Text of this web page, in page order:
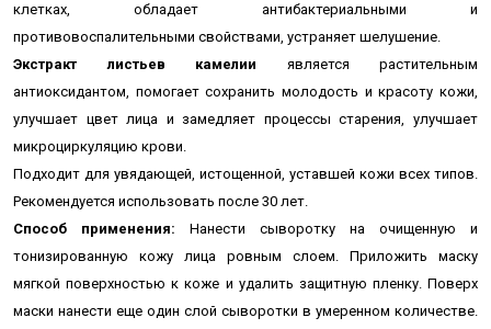
клетках, обладает антибактериальными и
противовоспалительными свойствами, устраняет шелушение.
Экстракт листьев камелии является растительным
антиоксидантом, помогает сохранить молодость и красоту кожи,
улучшает цвет лица и замедляет процессы старения, улучшает
микроциркуляцию крови.
Подходит для увядающей, истощенной, уставшей кожи всех типов.
Рекомендуется использовать после 30 лет.
Способ применения: Нанести сыворотку на очищенную и
тонизированную кожу лица ровным слоем. Приложить маску
мягкой поверхностью к коже и удалить защитную пленку. Поверх
маски нанести еще один слой сыворотки в умеренном количестве.